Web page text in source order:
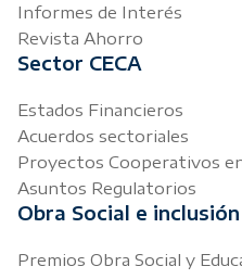
Informes de Interés
Revista Ahorro
Sector CECA
Estados Financieros
Acuerdos sectoriales
Proyectos Cooperativos
Asuntos Regulatorios
Obra Social e inclusión
Premios Obra Social y